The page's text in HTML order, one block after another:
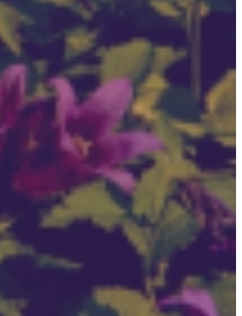
macrantha